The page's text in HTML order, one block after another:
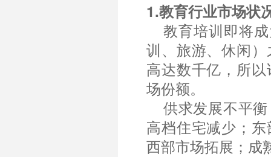
1.教育行业市场状
教育培训即将
训、旅游、休闲
高达数千亿，所
场份额。
供求发展不平
高档住宅减少；
西部市场拓展；成